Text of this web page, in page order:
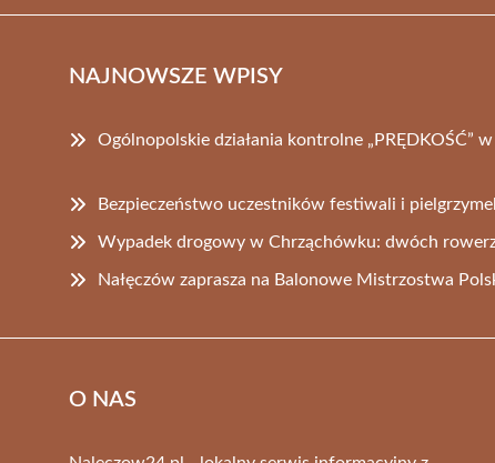
NAJNOWSZE WPISY
Ogólnopolskie działania kontrolne „PRĘDKOŚĆ”
Bezpieczeństwo uczestników festiwali i
Wypadek drogowy w Chrząchówku: dwóch
Nałęczów zaprasza na Balonowe Mistrzostwa
O NAS